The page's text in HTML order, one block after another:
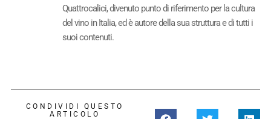
Quattrocalici, divenuto punto di riferimento per la cultura
del vino in Italia, ed è autore della sua struttura e di tutti i
suoi contenuti.
CONDIVIDI QUESTO
ARTICOLO